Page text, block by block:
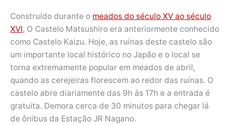
Construído durante o meados do século XV ao século
XVI, O Castelo Matsushiro era anteriormente conhecido
como Castelo Kaizu. Hoje, as ruínas deste castelo são
um importante local histórico no Japão e o local se
torna extremamente popular em meados de abril,
quando as cerejeiras florescem ao redor das ruínas. O
castelo abre diariamente das 9h às 17h e a entrada é
gratuita. Demora cerca de 30 minutos para chegar lá
de ônibus da Estação JR Nagano.